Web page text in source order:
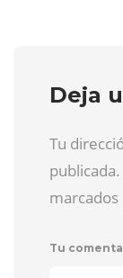
Deja
Tu
marcados
Tu